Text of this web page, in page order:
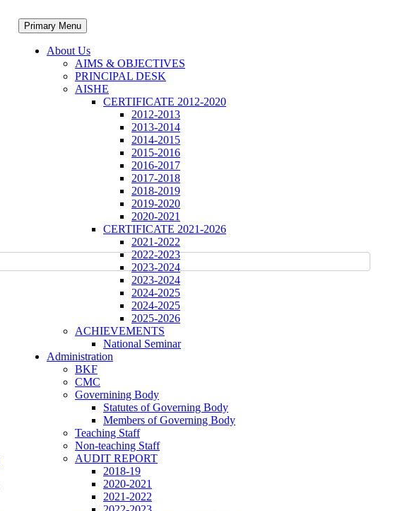
Primary Menu
About Us
AIMS & OBJECTIVES
PRINCIPAL DESK
AISHE
CERTIFICATE 2012-2020
2012-2013
2013-2014
2014-2015
2015-2016
2016-2017
2017-2018
2018-2019
2019-2020
2020-2021
CERTIFICATE 2021-2026
2021-2022
2022-2023
2023-2024
2023-2024
2024-2025
2024-2025
2025-2026
ACHIEVEMENTS
National Seminar
Administration
BKF
CMC
Governining Body
Statutes of Governing Body
Members of Governing Body
Teaching Staff
Non-teaching Staff
AUDIT REPORT
2018-19
2020-2021
2021-2022